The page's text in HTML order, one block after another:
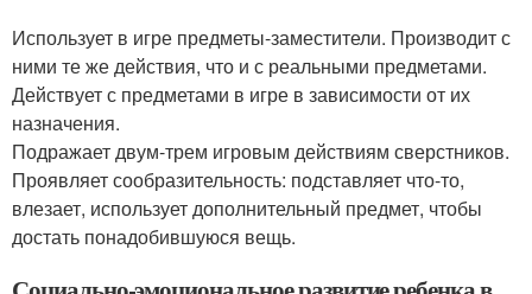
Использует в игре предметы-заместители. Производит с
ними те же действия, что и с реальными предметами.
Действует с предметами в игре в зависимости от их
назначения.
Подражает двум-трем игровым действиям сверстников.
Проявляет сообразительность: подставляет что-то,
влезает, использует дополнительный предмет, чтобы
достать понадобившуюся вещь.